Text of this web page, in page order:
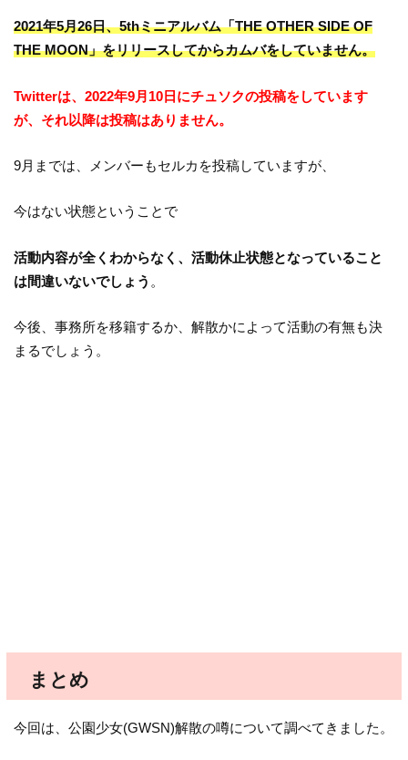
2021年5月26日、5thミニアルバム「THE OTHER SIDE OF
THE MOON」をリリースしてからカムバをしていません。
Twitterは、2022年9月10日にチュソクの投稿をしています
が、それ以降は投稿はありません。
9月までは、メンバーもセルカを投稿していますが、
今はない状態ということで
活動内容が全くわからなく、活動休止状態となっていること
は間違いないでしょう 。
今後、事務所を移籍するか、解散かによって活動の有無も決
まるでしょう。
まとめ
今回は、公園少女(GWSN)解散の噂について調べてきました。